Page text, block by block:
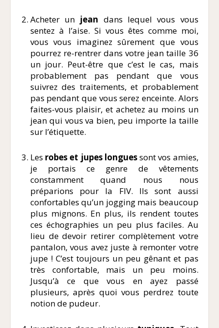
Acheter un jean dans lequel vous vous
sentez à l’aise. Si vous êtes comme moi,
vous vous imaginez sûrement que vous
pourrez re-rentrer dans votre jean taille 36
un jour. Peut-être que c’est le cas, mais
probablement pas pendant que vous
suivrez des traitements, et probablement
pas pendant que vous serez enceinte. Alors
faites-vous plaisir, et achetez au moins un
jean qui vous va bien, peu importe la taille
sur l’étiquette.
Les robes et jupes longuessont vos amies,
je portais ce genre de vêtements
constamment quand nous nous
préparions pour la FIV. Ils sont aussi
confortables qu’un jogging mais beaucoup
plus mignons. En plus, ils rendent toutes
ces échographies un peu plus faciles. Au
lieu de devoir retirer complètement votre
pantalon, vous avez juste à remonter votre
jupe ! C’est toujours un peu gênant et pas
très confortable, mais un peu moins.
Jusqu’à ce que vous en ayez passé
plusieurs, après quoi vous perdrez toute
notion de pudeur.